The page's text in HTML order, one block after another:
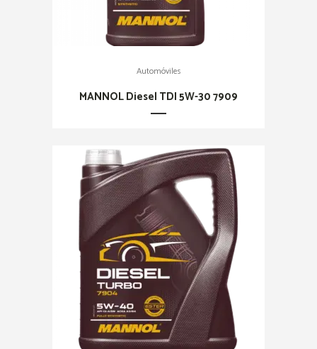
Automóviles
MANNOL Diesel TDI 5W-30 7909